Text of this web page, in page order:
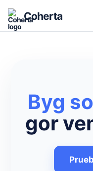
Coherta
Byg
gor